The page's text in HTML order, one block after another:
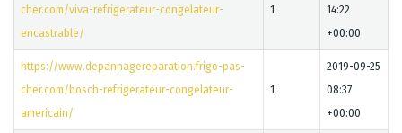
cher.com/viva-refrigerateur-congelateur-
encastrable/
1
14:22
+00:00
https://www.depannagereparation.frigo-pas-
cher.com/bosch-refrigerateur-congelateur-
americain/
1
2019-09-25
08:37
+00:00